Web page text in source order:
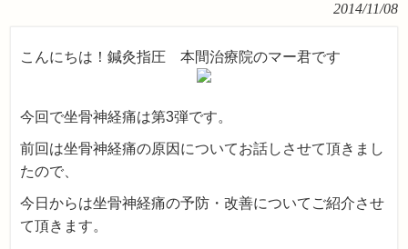
2014/11/08
こんにちは！鍼灸指圧 本間治療院のマー君です
今回で坐骨神経痛は第3弾です。
前回は坐骨神経痛の原因についてお話しさせて頂きまし
たので、
今日からは坐骨神経痛の予防・改善についてご紹介させ
て頂きます。